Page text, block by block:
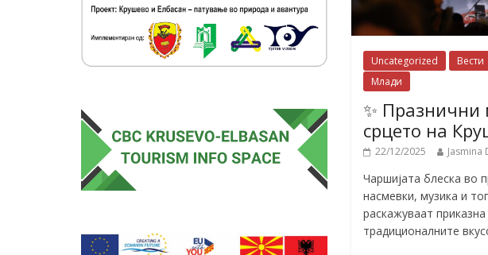
Uncategorized Вести
Млади
✨
срцето на
22/12/2025 Jasmina
Чаршијата блеска во
насмевки, музика и
раскажуваат
традиционалните